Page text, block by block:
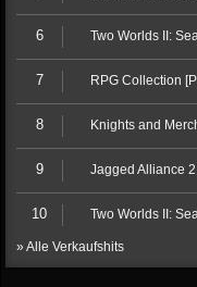
6 Two Worlds II:
7 RPG Collection
8 Knights and
9 Jagged Alliance
10 Two Worlds II:
» Alle Verkaufshits